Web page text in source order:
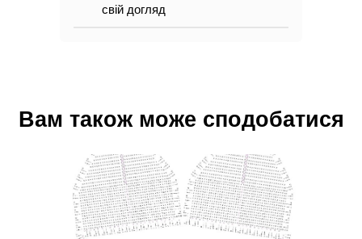
свій догляд
Вам також може сподобатися